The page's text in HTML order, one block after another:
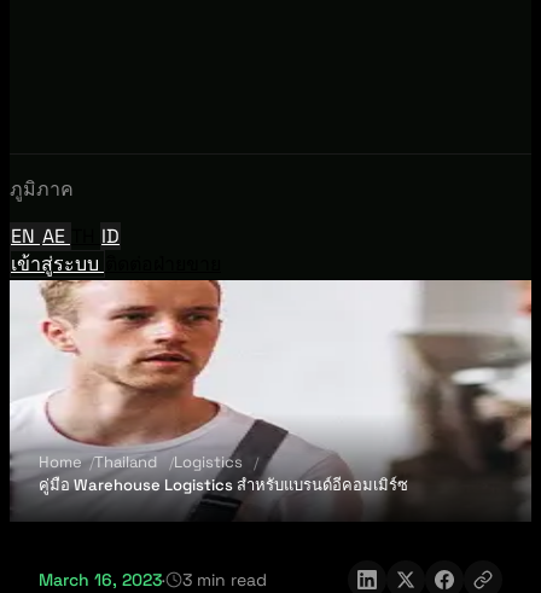
ภูมิภาค
EN AE
ID
เข้าสู่ระบบ
Home Thailand
Logistics
คู่มือ Warehouse Logistics สำหรับแบรนด์อีคอมเมิร์ซ
March 16, 2023· 3 min read